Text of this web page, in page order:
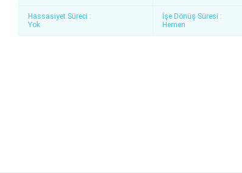
Hassasiyet Süreci :
Yok
İşe Dönüş Süresi :
Hemen